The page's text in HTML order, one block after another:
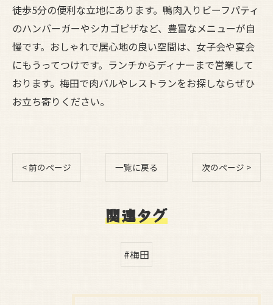
徒歩5分の便利な立地にあります。鴨肉入りビーフパティ
のハンバーガーやシカゴピザなど、豊富なメニューが自
慢です。おしゃれで居心地の良い空間は、女子会や宴会
にもうってつけです。ランチからディナーまで営業して
おります。梅田で肉バルやレストランをお探しならぜひ
お立ち寄りください。
< 前のページ 一覧に戻る 次のページ >
関連タグ
#梅田